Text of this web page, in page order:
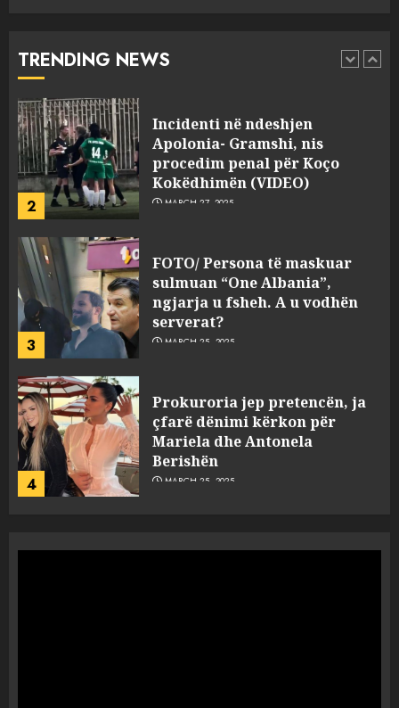
TRENDING NEWS
1
pasuri të pajustifikuar
2
Incidenti në ndeshjen
Apolonia- Gramshi, nis
procedim penal për Koço
Kokëdhimën (VIDEO)
MARCH 27, 2025
3
FOTO/ Persona të maskuar
sulmuan “One Albania”,
ngjarja u fsheh. A u vodhën
serverat?
MARCH 25, 2025
4
Prokuroria jep pretencën, ja
çfarë dënimi kërkon për
Mariela dhe Antonela
Berishën
MARCH 25, 2025